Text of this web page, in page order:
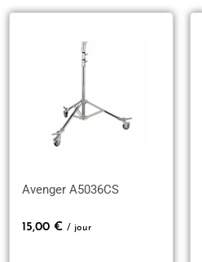
Avenger A5036CS
15,00 € / jour